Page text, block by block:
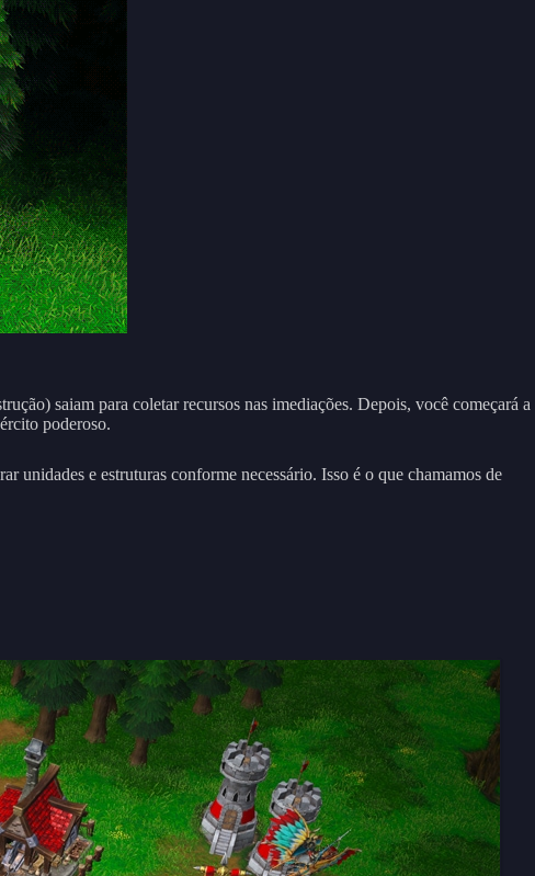
saiam para coletar recursos nas imediações. Depois, você começará a
poderoso.
unidades e estruturas conforme necessário. Isso é o que chamamos de